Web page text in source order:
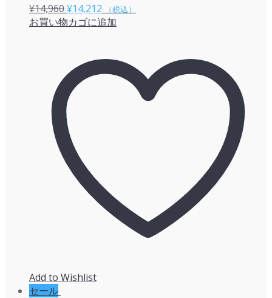
¥14,960元
の
¥14,960
で
し
た。
¥14,212 現
在
格
は
¥14,212
（税込）
お買い物カゴに追加
Add to Wishlist
セール